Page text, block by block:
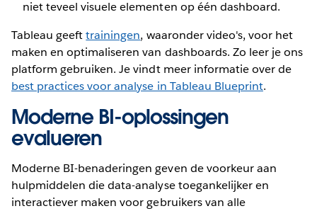
niet teveel visuele elementen op één dashboard.
Tableau geefttrainingen, waaronder video's, voor het
maken en optimaliseren van dashboards. Zo leer je ons
platform gebruiken. Je vindt meer informatie over de
best practices voor analyse in Tableau Blueprint.
Moderne BI-oplossingen
evalueren
Moderne BI-benaderingen geven de voorkeur aan
hulpmiddelen die data-analyse toegankelijker en
interactiever maken voor gebruikers van alle